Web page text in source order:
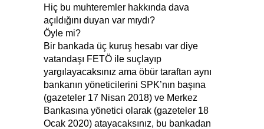
Hiç bu muhteremler hakkında dava
açıldığını duyan var mıydı?
Öyle mi?
Bir bankada üç kuruş hesabı var diye
vatandaşı FETÖ ile suçlayıp
yargılayacaksınız ama öbür taraftan aynı
bankanın yöneticilerini SPK’nın başına
(gazeteler 17 Nisan 2018) ve Merkez
Bankasına yönetici olarak (gazeteler 18
Ocak 2020) atayacaksınız, bu bankadan